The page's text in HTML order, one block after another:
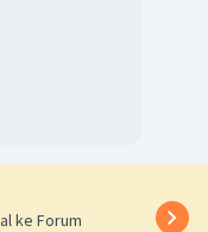
ke Forum